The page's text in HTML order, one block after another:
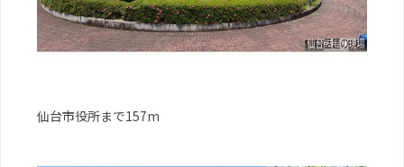
仙台市役所まで157m